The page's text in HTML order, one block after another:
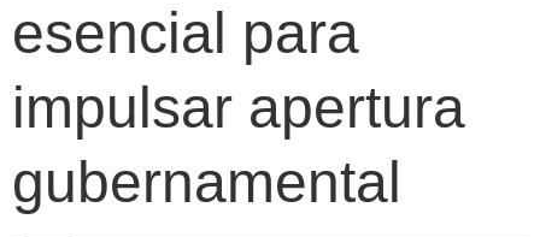
esencial para
impulsar apertura
gubernamental